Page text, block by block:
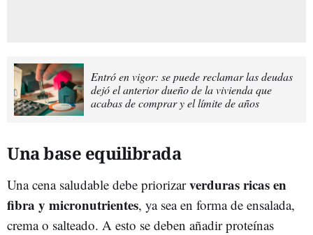
Entró en vigor: se puede reclamar las deudas
dejó el anterior dueño de la vivienda que
acabas de comprar y el límite de años
Una base equilibrada
Una cena saludable debe priorizarverduras ricas en
fibra y micronutrientes, ya sea en forma de ensalada,
crema o salteado. A esto se deben añadir proteínas